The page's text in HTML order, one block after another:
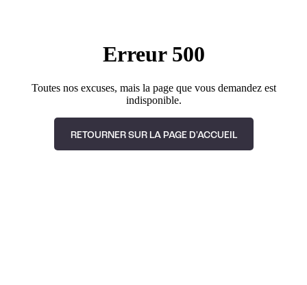
Erreur 500
Toutes nos excuses, mais la page que vous demandez est
indisponible.
RETOURNER SUR LA PAGE D'ACCUEIL